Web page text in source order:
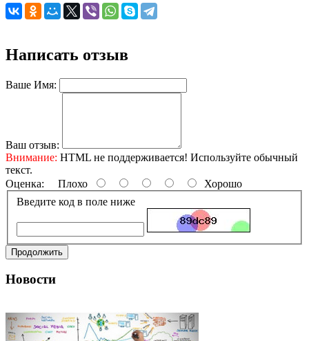
Написать отзыв
Ваше Имя:
Ваш отзыв:
Внимание: HTML не поддерживается! Используйте обычный
текст.
Оценка: Плохо
Хорошо
Введите код в поле ниже
Продолжить
Новости